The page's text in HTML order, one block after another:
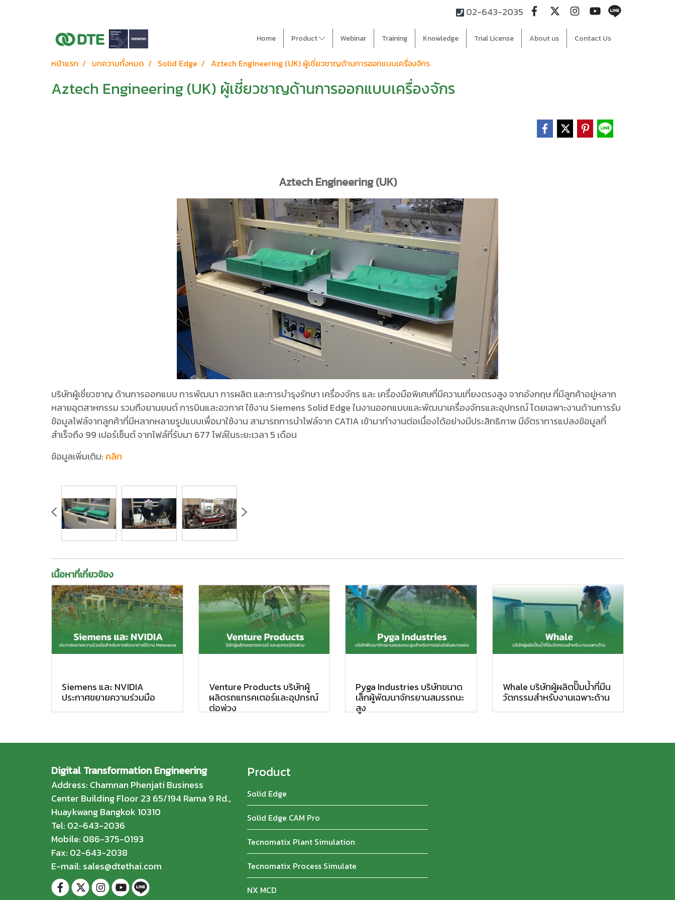
02-643-2035
Home Product Webinar Training Knowledge Trial License About us Contact Us
หน้าแรก บทความทั้งหมด Solid Edge Aztech Engineering (UK) ผู้เชี่ยวชาญด้านการออกแบบเครื่องจักร
Aztech Engineering (UK) ผู้เชี่ยวชาญด้านการออกแบบเครื่องจักร
Aztech Engineering (UK)
บริษัทผู้เชี่ยวชาญ ด้านการออกแบบ การพัฒนา การผลิต และการบำรุงรักษา เครื่องจักร และ เครื่องมือพิเศษที่มีความเที่ยงตรงสูง จากอังกฤษ ที่มีลูกค้าอยู่หลาก
หลายอุตสาหกรรม รวมถึงยานยนต์ การบินและอวกาศ ใช้งาน Siemens Solid Edge ในงานออกแบบและพัฒนาเครื่องจักรและอุปกรณ์ โดยเฉพาะงานด้านการรับ
ข้อมูลไฟล์จากลูกค้าที่มีหลากหลายรูปแบบเพื่อมาใช้งาน สามารถการนำไฟล์จาก CATIA เข้ามาทำงานต่อเนื่องได้อย่างมีประสิทธิภาพ มีอัตราการแปลงข้อมูลที่
สำเร็จถึง 99 เปอร์เซ็นต์ จากไฟล์ที่รับมา 677 ไฟล์ในระยะเวลา 5 เดือน
ข้อมูลเพิ่มเติม: คลิก
เนื้อหาที่เกี่ยวข้อง
Siemens และ NVIDIA
ประกาศขยายความร่วมมือ
Venture Products บริษัทผู้
ผลิตรถแทรคเตอร์และอุปกรณ์
ต่อพ่วง
Pyga Industries บริษัทขนาด
เล็กผู้พัฒนาจักรยานสมรรถนะ
สูง
Whale บริษัทผู้ผลิตปั๊มน้ำที่มีน
วัตกรรมสำหรับงานเฉพาะด้าน
Digital Transformation Engineering
Address: Chamnan Phenjati Business
Center Building Floor 23 65/194 Rama 9 Rd.,
Huaykwang Bangkok 10310
Tel: 02-643-2036
Mobile: 086-375-0193
Fax: 02-643-2038
E-mail: sales@dtethai.com
Product
Solid Edge
Solid Edge CAM Pro
Tecnomatix Plant Simulation
Tecnomatix Process Simulate
NX MCD